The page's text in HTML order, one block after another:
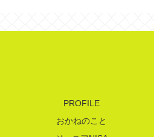
PROFILE
おかねのこと